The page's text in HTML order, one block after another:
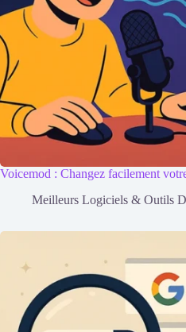
Voicemod : Changez facilement
Meilleurs Logiciels & Outils